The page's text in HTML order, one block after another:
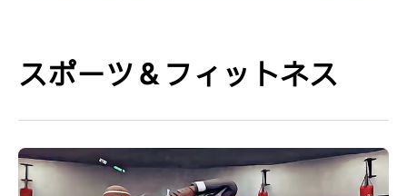
スポーツ＆フィットネス